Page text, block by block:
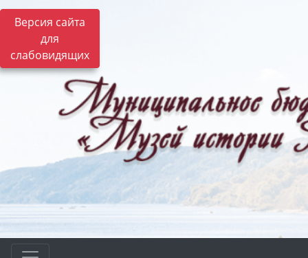
Версия сайта
для
слабовидящих